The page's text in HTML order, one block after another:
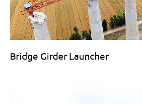
Bridge Girder Launcher